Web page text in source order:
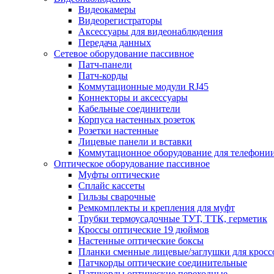
Видеокамеры
Видеорегистраторы
Аксессуары для видеонаблюдения
Передача данных
Сетевое оборудование пассивное
Патч-панели
Патч-корды
Коммутационные модули RJ45
Коннекторы и аксессуары
Кабельные соединители
Корпуса настенных розеток
Розетки настенные
Лицевые панели и вставки
Коммутационное оборудование для
Оптическое оборудование пассивное
Муфты оптические
Сплайс кассеты
Гильзы сварочные
Ремкомплекты и крепления для муфт
Трубки термоусадочные ТУТ, ТТК, герметик
Кроссы оптические 19 дюймов
Настенные оптические боксы
Планки сменные лицевые/заглушки для
Патчкорды оптические соединительные